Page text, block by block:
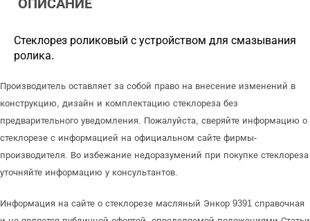
ОПИСАНИЕ
Стеклорез роликовый с устройством для смазывания
ролика.
Производитель оставляет за собой право на внесение изменений в
конструкцию, дизайн и комплектацию стеклореза без
предварительного уведомления. Пожалуйста, сверяйте информацию о
стеклорезе с информацией на официальном сайте фирмы-
производителя. Во избежание недоразумений при покупке стеклореза
уточняйте информацию у консультантов.
Информация на сайте о стеклорезе масляный Энкор 9391 справочная